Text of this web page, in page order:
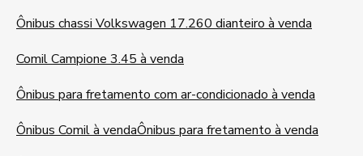
Ônibus chassi Volkswagen 17.260 dianteiro à venda
Comil Campione 3.45 à venda
Ônibus para fretamento com ar-condicionado à venda
Ônibus Comil à vendaÔnibus para fretamento à venda